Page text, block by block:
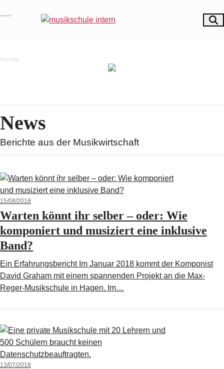
to
menu
menu
Anzeige
News
Berichte aus der Musikwirtschaft
15/08/2018
Warten könnt ihr selber – oder: Wie
komponiert und musiziert eine inklusive
Band?
Ein Erfahrungsbericht Im Januar 2018 kommt der Komponist
David Graham mit einem spannenden Projekt an die Max-
Reger-Musikschule in Hagen. Im…
13/07/2018